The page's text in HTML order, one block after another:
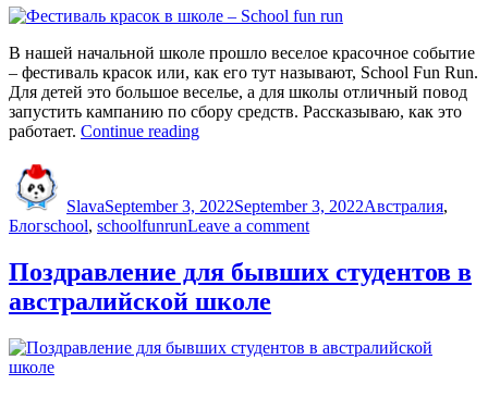
Брисбене
В нашей начальной школе прошло веселое красочное событие
– фестиваль красок или, как его тут называют, School Fun Run.
Для детей это большое веселье, а для школы отличный повод
запустить кампанию по сбору средств. Рассказываю, как это
работает. Continue reading“Фестиваль
–
School
run”
SlavaSeptember 3, 2022September 3, 2022Австралия,
БлогTags
school, schoolfunrunLeave a commenton
в
School
fun
Поздравление для бывших студентов в
австралийской школе